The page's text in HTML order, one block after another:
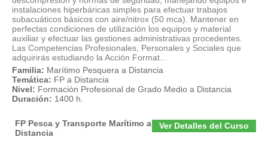
instalaciones hiperbáricas simples para efectuar trabajos
subacuáticos básicos con aire/nitrox (50 mca). Mantener en
perfectas condiciones de utilización los equipos y material
auxiliar y efectuar las gestiones administrativas procedentes.
Las Competencias Profesionales, Personales y Sociales que
adquirirás estudiando la Acción Format...
Familia: Marítimo Pesquera a Distancia
Temática: FP a Distancia
Nivel: Formación Profesional de Grado Medio a Distancia
Duración: 1400 h.
Ver Detalles del Curso
FP Pesca y Transporte Marítimo a
Distancia